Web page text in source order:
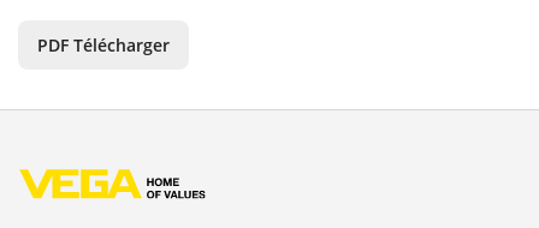
PDF Télécharger